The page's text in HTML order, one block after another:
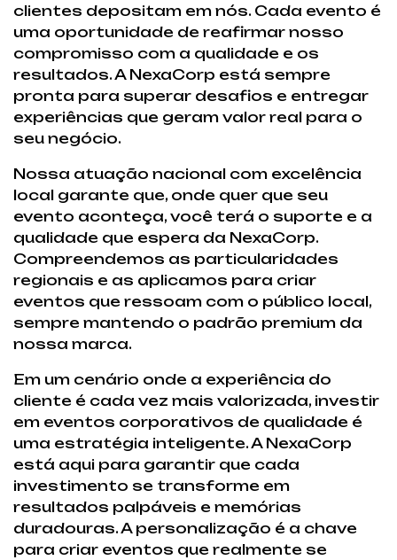
clientes depositam em nós. Cada evento é
uma oportunidade de reafirmar nosso
compromisso com a qualidade e os
resultados. A NexaCorp está sempre
pronta para superar desafios e entregar
experiências que geram valor real para o
seu negócio.
Nossa atuação nacional com excelência
local garante que, onde quer que seu
evento aconteça, você terá o suporte e a
qualidade que espera da NexaCorp.
Compreendemos as particularidades
regionais e as aplicamos para criar
eventos que ressoam com o público local,
sempre mantendo o padrão premium da
nossa marca.
Em um cenário onde a experiência do
cliente é cada vez mais valorizada, investir
em eventos corporativos de qualidade é
uma estratégia inteligente. A NexaCorp
está aqui para garantir que cada
investimento se transforme em
resultados palpáveis e memórias
duradouras. A personalização é a chave
para criar eventos que realmente se